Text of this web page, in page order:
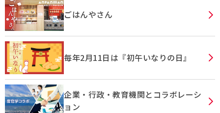
ごはんやさん
毎年2月11日は『初午いなりの日』
企業・行政・教育機関とコラボレーシ
ョン